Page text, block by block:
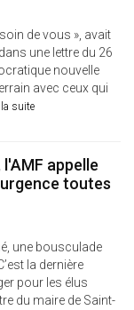
de vous », avait
une lettre du 26
nouvelle
avec ceux qui
la suite
appelle
toutes
une bousculade
la dernière
pour les élus
du maire de Saint-